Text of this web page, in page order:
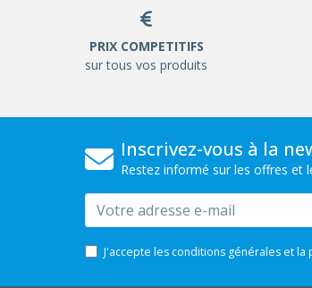
PRIX COMPETITIFS
sur tous vos produits
Inscrivez-vous à la
Restez informé sur les offres et
Email
J'accepte les conditions générales et